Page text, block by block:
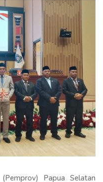
Papua Selatan